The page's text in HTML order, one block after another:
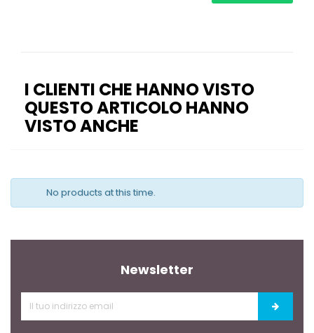
I CLIENTI CHE HANNO VISTO
QUESTO ARTICOLO HANNO
VISTO ANCHE
No products at this time.
Newsletter